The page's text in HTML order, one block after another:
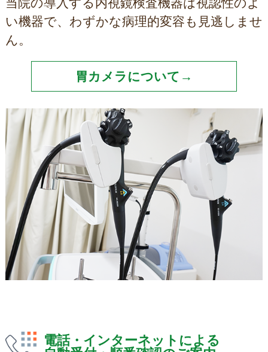
い機器で、わずかな病理的変容も見逃しませ
ん。
胃カメラについて→
電話・インターネットによる